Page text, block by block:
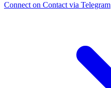
Connect on Contact via Telegram